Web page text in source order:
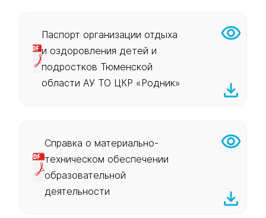
Паспорт организации отдыха
и оздоровления детей и
подростков Тюменской
области АУ ТО ЦКР «Родник»
Справка о материально-
техническом обеспечении
образовательной
деятельности